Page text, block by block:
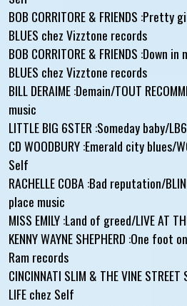
BOB CORRITORE & FRIENDS :Pretty
BLUES chez Vizztone records
BOB CORRITORE & FRIENDS :Down
BLUES chez Vizztone records
BILL DERAIME :Demain/TOUT
music
LITTLE BIG 6STER :Someday baby/
CD WOODBURY :Emerald city blues/
Self
RACHELLE COBA :Bad reputation/
place music
MISS EMILY :Land of greed/LIVE AT
KENNY WAYNE SHEPHERD :One foot
Ram records
CINCINNATI SLIM & THE VINE
LIFE chez Self